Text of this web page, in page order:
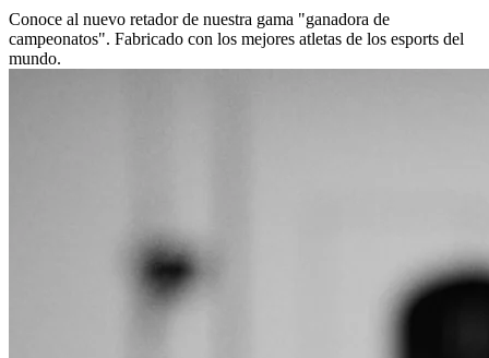
Conoce al nuevo retador de nuestra gama "ganadora de
campeonatos". Fabricado con los mejores atletas de los esports del
mundo.